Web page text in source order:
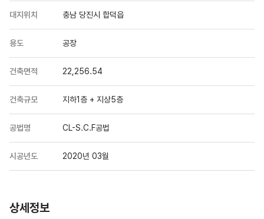
대지위치 충남 당진시 합덕읍
용도 공장
건축면적 22,256.54
건축규모 지하1층 + 지상5층
공법명 CL-S.C.F공법
시공년도 2020년 03월
상세정보